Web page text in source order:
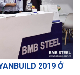
2019 Ở